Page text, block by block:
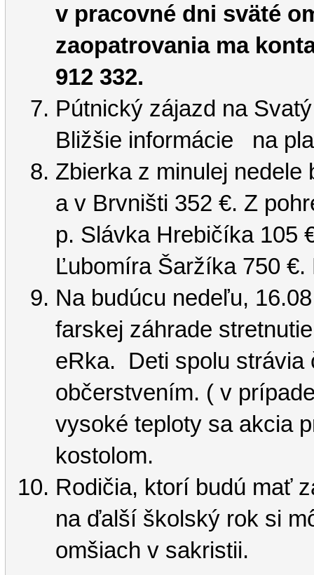
v pracovné dni sväté
zaopatrovania ma
912 332.
Pútnický zájazd na
Bližšie informácie na
Zbierka z minulej nedele
a v Brvništi 352 €. Z
p. Slávka Hrebičíka 105
Ľubomíra Šaržíka 750
Na budúcu nedeľu,
farskej záhrade
eRka. Deti spolu strávia
občerstvením. ( v
vysoké teploty sa akcia
kostolom.
Rodičia, ktorí budú mať
na ďalší školský rok si
omšiach v sakristii.